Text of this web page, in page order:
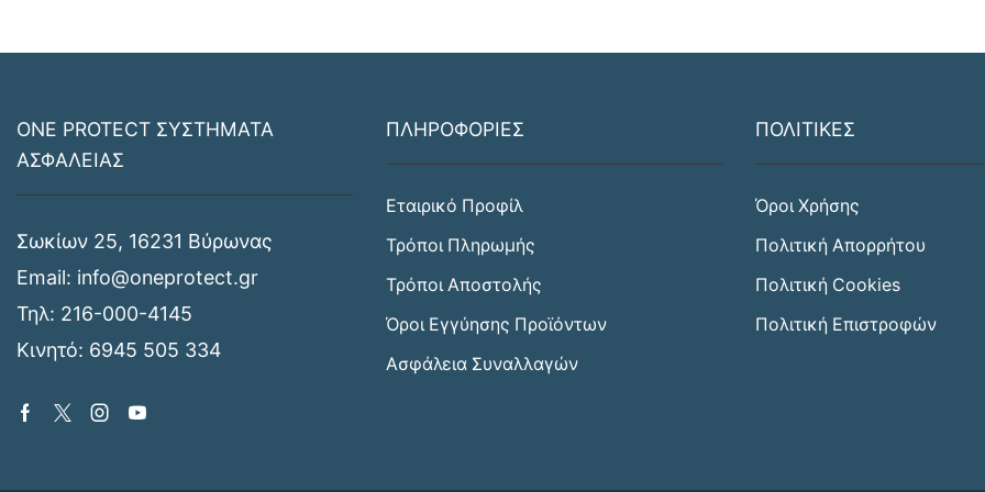
ONE PROTECT ΣΥΣΤΗΜΑΤΑ
ΑΣΦΑΛΕΙΑΣ
Σωκίων 25, 16231 Βύρωνας
Email: info@oneprotect.gr
Τηλ: 216-000-4145
Κινητό: 6945 505 334
ΠΛΗΡΟΦΟΡΙΕΣ
Εταιρικό Προφίλ
Τρόποι Πληρωμής
Τρόποι Αποστολής
Όροι Εγγύησης Προϊόντων
Ασφάλεια Συναλλαγών
ΠΟΛΙΤΙΚΕΣ
Όροι Χρήσης
Πολιτική Απορρήτου
Πολιτική Cookies
Πολιτική Επιστροφών